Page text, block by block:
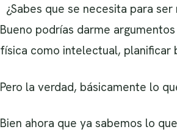
¿Sabes que se necesita para ser
Bueno podrías darme
física como intelectual, planificar
Pero la verdad, básicamente lo
Bien ahora que ya sabemos lo